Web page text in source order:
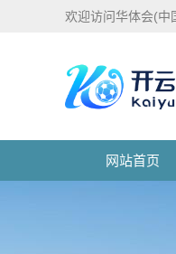
欢迎访问华体会(中
网站首页